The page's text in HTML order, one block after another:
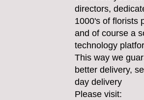
directors,
1000's of florists
and of course a
technology
This way we
better delivery,
day delivery
Please visit: